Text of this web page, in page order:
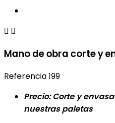
 
Mano de obra corte y
Referencia199
Precio: Corte y
nuestras paletas